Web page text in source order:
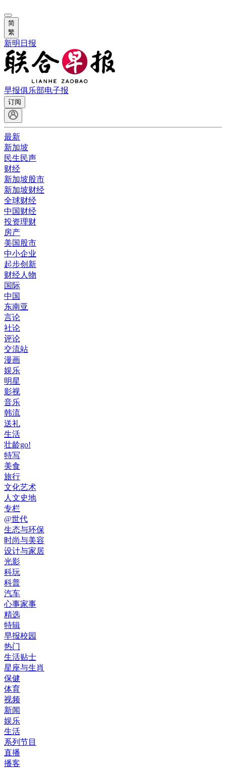
简
繁
新明日报
早报俱乐部电子报
订阅
最新
新加坡
民生民声
财经
新加坡股市
新加坡财经
全球财经
中国财经
投资理财
房产
美国股市
中小企业
起步创新
财经人物
国际
中国
东南亚
言论
社论
评论
交流站
漫画
娱乐
明星
影视
音乐
韩流
送礼
生活
壮龄go!
特写
美食
旅行
文化艺术
人文史地
专栏
@世代
生态与环保
时尚与美容
设计与家居
光影
科玩
科普
汽车
心事家事
精选
特辑
早报校园
热门
生活贴士
星座与生肖
保健
体育
视频
新闻
娱乐
生活
系列节目
直播
播客